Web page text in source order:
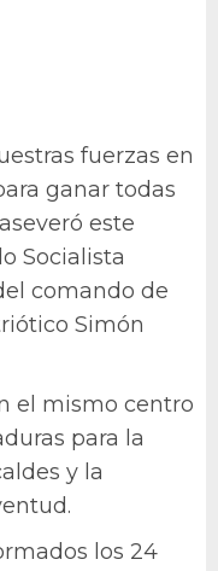
fuerzas en
ganar todas
este
Socialista
comando de
Simón
el mismo centro
para la
y la
los 24